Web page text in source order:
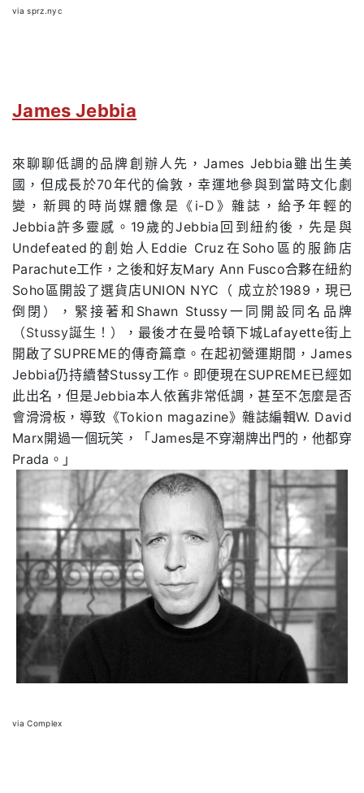
via sprz.nyc
James Jebbia
來聊聊低調的品牌創辦人先，James Jebbia雖出生美
國，但成長於70年代的倫敦，幸運地參與到當時文化劇
變，新興的時尚媒體像是《i-D》雜誌，給予年輕的
Jebbia許多靈感。19歲的Jebbia回到紐約後，先是與
Undefeated的創始人Eddie Cruz在Soho區的服飾店
Parachute工作，之後和好友Mary Ann Fusco合夥在紐約
Soho區開設了選貨店UNION NYC（ 成立於1989，現已
倒閉），緊接著和Shawn Stussy一同開設同名品牌
（Stussy誕生！）
，最後才在曼哈頓下城Lafayette街上
開啟了SUPREME的傳奇篇章。在起初營運期間，James
Jebbia仍持續替Stussy工作。即便現在SUPREME已經如
此出名，但是Jebbia本人依舊非常低調，甚至不怎麼是否
會滑滑板，導致《Tokion magazine》雜誌編輯W. David
Marx開過一個玩笑，「James是不穿潮牌出門的，他都穿
Prada。」
viaComplex